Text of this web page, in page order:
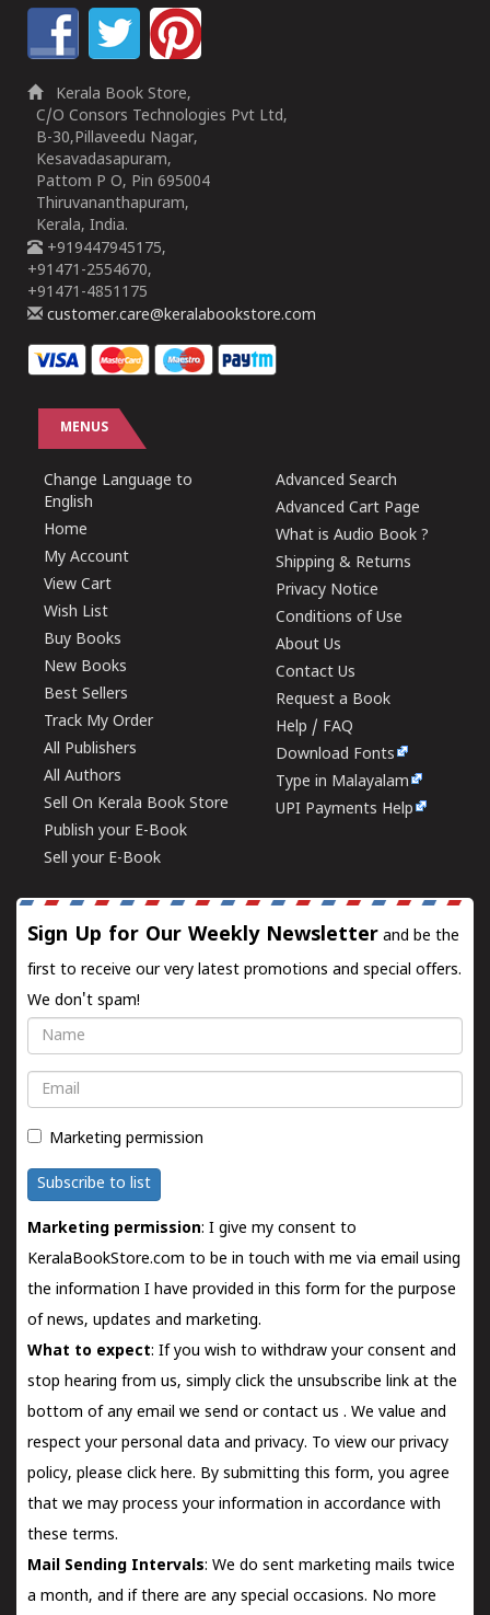
Kerala Book Store,
C/O Consors Technologies Pvt Ltd,
B-30,Pillaveedu Nagar,
Kesavadasapuram,
Pattom P O, Pin 695004
Thiruvananthapuram,
Kerala, India.
+919447945175,
+91471-2554670,
+91471-4851175
customer.care@keralabookstore.com
MENUS
Change Language to
English
Home
My Account
View Cart
Wish List
Buy Books
New Books
Best Sellers
Track My Order
All Publishers
All Authors
Sell On Kerala Book Store
Publish your E-Book
Sell your E-Book
Advanced Search
Advanced Cart Page
What is Audio Book ?
Shipping & Returns
Privacy Notice
Conditions of Use
About Us
Contact Us
Request a Book
Help / FAQ
Download Fonts
Type in Malayalam
UPI Payments Help
Sign Up for Our Weekly Newsletter and be the
first to receive our very latest promotions and special offers.
We don't spam!
Name
Email
Marketing permission
Subscribe to list
Marketing permission: I give my consent to
KeralaBookStore.com to be in touch with me via email using
the information I have provided in this form for the purpose
of news, updates and marketing.
What to expect: If you wish to withdraw your consent and
stop hearing from us, simply click the unsubscribe link at the
bottom of any email we send orcontact us . We value and
respect your personal data and privacy. To view our privacy
policy, please click here. By submitting this form, you agree
that we may process your information in accordance with
these terms.
Mail Sending Intervals: We do sent marketing mails twice
a month, and if there are any special occasions. No more